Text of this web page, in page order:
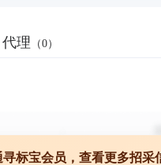
代理 （0）
寻标宝会员，查看更多招采